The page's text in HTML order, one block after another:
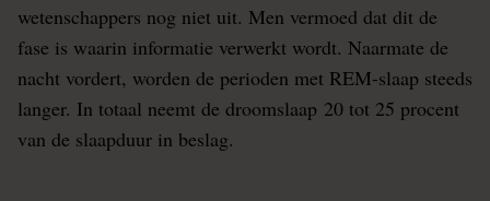
wetenschappers nog niet uit. Men vermoed dat dit de
fase is waarin informatie verwerkt wordt. Naarmate de
nacht vordert, worden de perioden met REM-slaap steeds
langer. In totaal neemt de droomslaap 20 tot 25 procent
van de slaapduur in beslag.